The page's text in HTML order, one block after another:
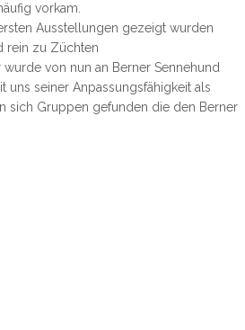
vorkam.
Ausstellungen gezeigt wurden
rein zu Züchten
von nun an Berner Sennehund
uns seiner Anpassungsfähigkeit als
sich Gruppen gefunden die den Berner